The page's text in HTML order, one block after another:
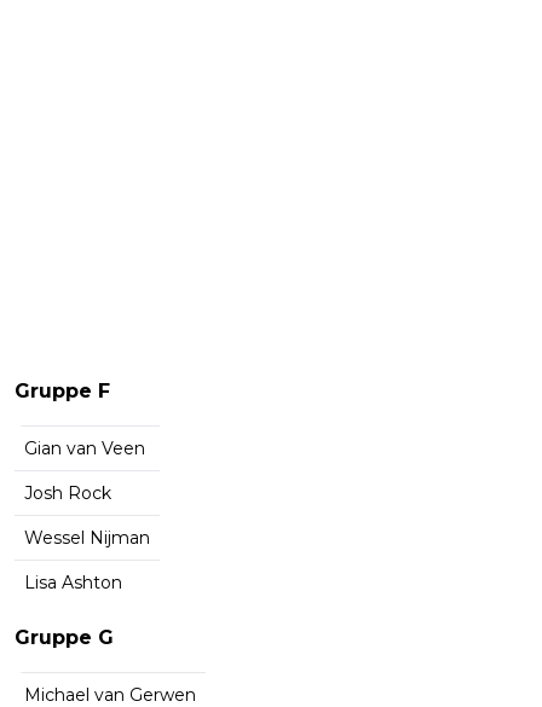
Gruppe F
Gian van Veen
Josh Rock
Wessel Nijman
Lisa Ashton
Gruppe G
Michael van Gerwen